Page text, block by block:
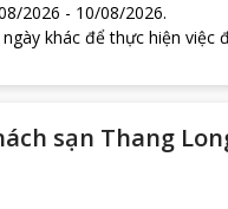
2026 - 10/08/2026.
khác để thực hiện việc
sạn Thang